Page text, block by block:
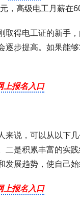
高级电工月薪在
得电工证的新手
步提高。如果能
上报名入口
说，可以从以下
二是积累丰富的实
展趋势，使自己始
上报名入口